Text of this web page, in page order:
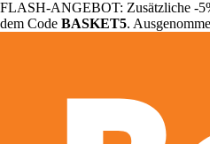
FLASH-ANGEBOT: Zusätzliche -
dem Code BASKET5.